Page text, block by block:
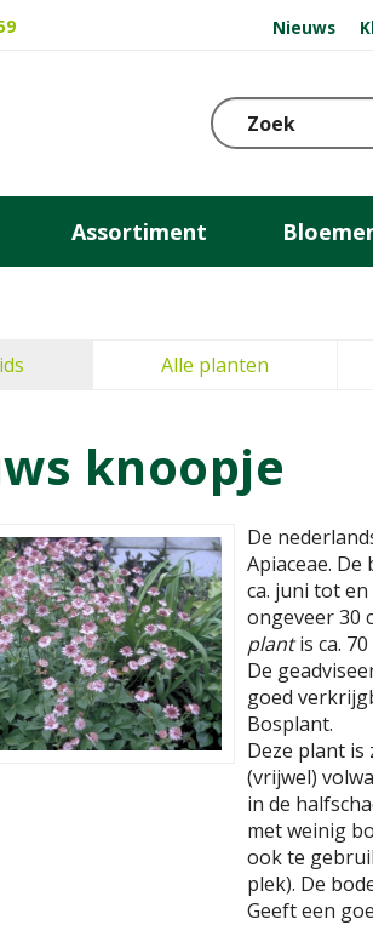
Nieuws
Assortiment
Alle planten
knoopje
De
Apiaceae.
ca. juni tot
ongeveer 30
plantis ca.
De
goed
Bosplant.
Deze plant
(vrijwel)
in de
met weinig
ook te
plek). De
Geeft een